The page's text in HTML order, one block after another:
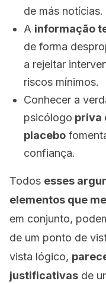
de más notícias.
A informação
de forma
a rejeitar
riscos mínimos.
Conhecer a
psicólogo priva
placebo
confiança.
Todos esses
elementos que
em conjunto,
de um ponto de
vista lógico,
justificativas de